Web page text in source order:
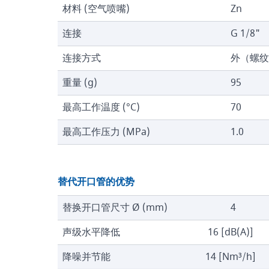
材料 (空气喷嘴)
Zn
连接
G 1/8"
连接方式
外（螺纹
重量 (g)
95
最高工作温度 (°C)
70
最高工作压力 (MPa)
1.0
替代开口管的优势
替换开口管尺寸 Ø (mm)
4
声级水平降低
16 [dB(A)]
降噪并节能
14 [Nm³/h]